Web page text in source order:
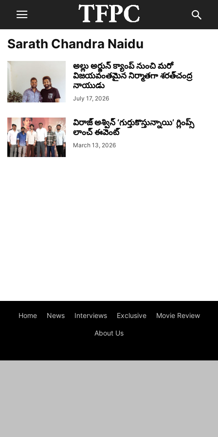
Sarath Chandra Naidu
అల్లు అర్జున్ క్యాంప్ నుంచి మరో
విజయవంతమైన నిర్మాతగా శరత్‌చంద్ర
నాయుడు
July 17, 2026
విరాజ్ అశ్విన్ ‘గుర్తుకొస్తున్నాయి’ గ్లింప్స్
లాంచ్ ఈవెంట్
March 13, 2026
Home News Interviews Exclusive Movie Review
About Us